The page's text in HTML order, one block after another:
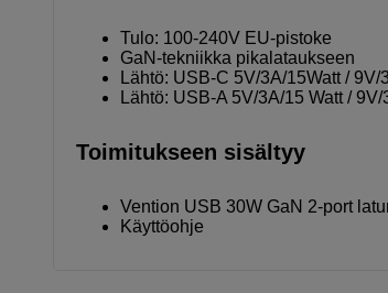
Tulo: 100-240V EU-pistoke
GaN-tekniikka pikalataukseen
Lähtö: USB-C 5V/3A/15Watt /
Lähtö: USB-A 5V/3A/15 Watt /
Toimitukseen sisältyy
Vention USB 30W GaN 2-port
Käyttöohje